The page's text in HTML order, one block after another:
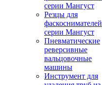
серии Мангуст
Резцы для
фаскоснимателей
серии Мангуст
Пневматические
реверсивные
вальцовочные
машины
Инструмент для